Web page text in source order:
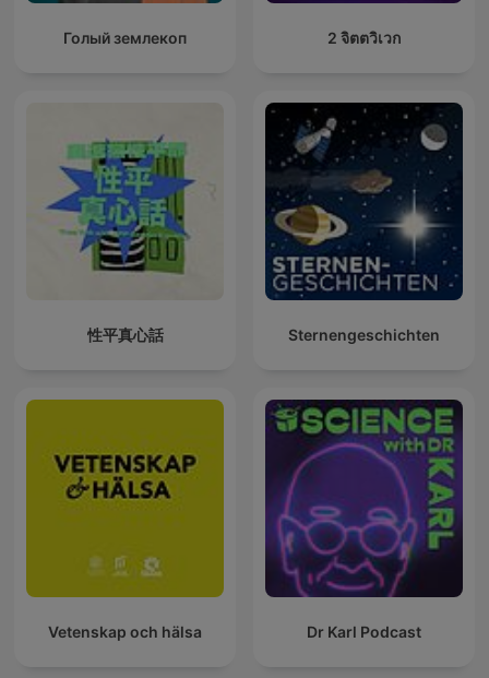
Голый землекоп 2 จิตตวิเวก
性平真心話 Sternengeschichten
Vetenskap och hälsa Dr Karl Podcast